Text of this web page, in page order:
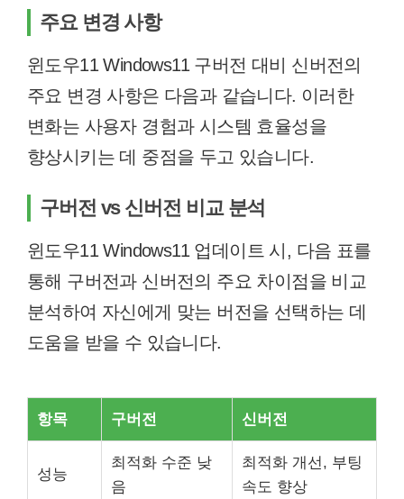
주요 변경 사항
윈도우11 Windows11 구버전 대비 신버전의
주요 변경 사항은 다음과 같습니다. 이러한
변화는 사용자 경험과 시스템 효율성을
향상시키는 데 중점을 두고 있습니다.
구버전 vs 신버전 비교 분석
윈도우11 Windows11 업데이트 시, 다음 표를
통해 구버전과 신버전의 주요 차이점을 비교
분석하여 자신에게 맞는 버전을 선택하는 데
도움을 받을 수 있습니다.
항목 구버전 신버전
성능
최적화 수준 낮
음
최적화 개선, 부팅
속도 향상